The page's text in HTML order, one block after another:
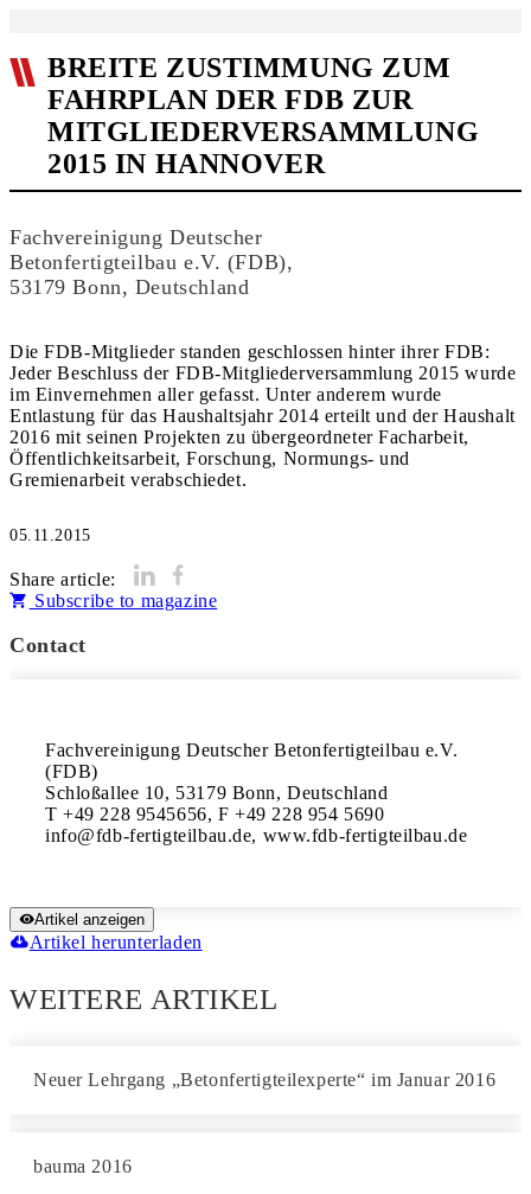
BREITE ZUSTIMMUNG ZUM
FAHRPLAN DER FDB ZUR
MITGLIEDERVERSAMMLUNG
2015 IN HANNOVER
Fachvereinigung Deutscher
Betonfertigteilbau e.V. (FDB),
53179 Bonn, Deutschland
Die FDB-Mitglieder standen geschlossen hinter ihrer FDB:
Jeder Beschluss der FDB-Mitgliederversammlung 2015 wurde
im Einvernehmen aller gefasst. Unter anderem wurde
Entlastung für das Haushaltsjahr 2014 erteilt und der Haushalt
2016 mit seinen Projekten zu übergeordneter Facharbeit,
Öffentlichkeitsarbeit, Forschung, Normungs- und
Gremienarbeit verabschiedet.
05.11.2015
Share article:
Subscribe to magazine
Contact
Fachvereinigung Deutscher Betonfertigteilbau e.V.
(FDB)
Schloßallee 10, 53179 Bonn, Deutschland
T +49 228 9545656, F +49 228 954 5690
Artikel anzeigen
Artikel herunterladen
WEITERE ARTIKEL
Neuer Lehrgang „Betonfertigteilexperte“ im Januar 2016
bauma 2016